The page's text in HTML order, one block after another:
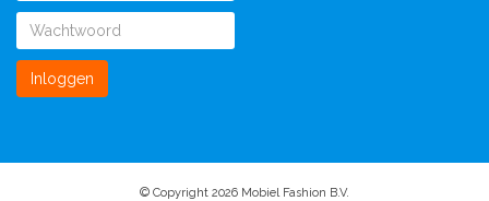
Inloggen
© Copyright 2026 Mobiel Fashion B.V.